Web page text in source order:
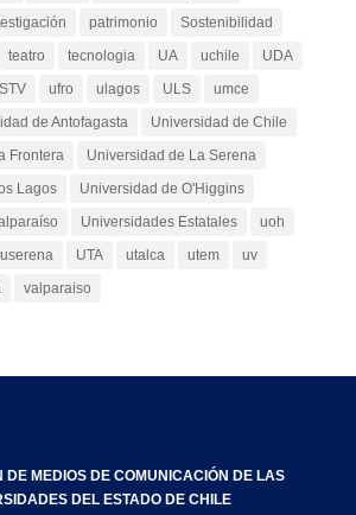
patrimonio
Sostenibilidad
teatro tecnologia UA uchile
UDA
ufro ulagos ULS
umce
de Antofagasta
Universidad de Chile
Frontera
Universidad de La Serena
Lagos
Universidad de O'Higgins
Universidades Estatales
uoh
userena UTA utalca utem
uv
valparaiso
DE MEDIOS DE COMUNICACIÓN DE LAS
DEL ESTADO DE CHILE